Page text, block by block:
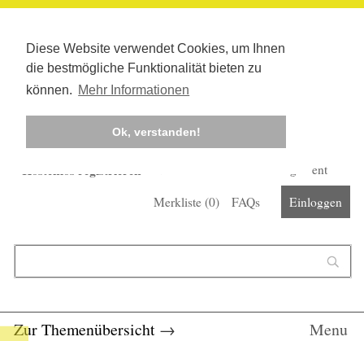
Diese Website verwendet Cookies, um Ihnen
die bestmögliche Funktionalität bieten zu
können. Mehr Informationen
Ok, verstanden!
Kostenlos registrieren
Corona-Management
Merkliste (0) FAQs Einloggen
Zur Themenübersicht → Menu